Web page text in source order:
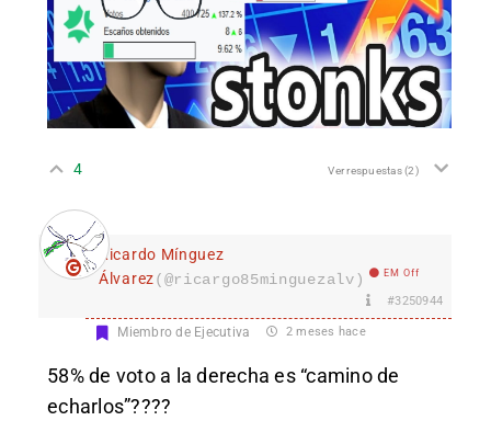
4 Ver respuestas(2)
Ricardo Mínguez
Álvarez(@ricargo85minguezalv) EM Off
#3250944
Miembro de Ejecutiva 2 meses hace
58% de voto a la derecha es “camino de
echarlos”????